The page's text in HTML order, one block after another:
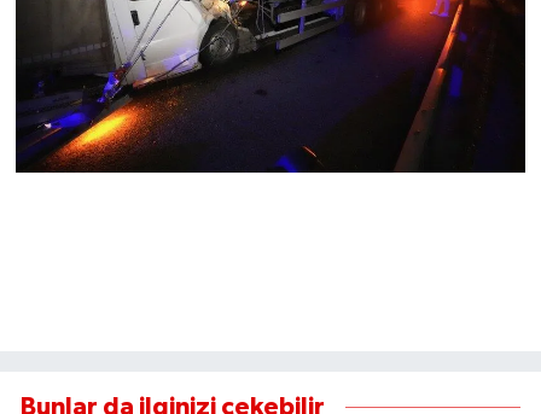
Bunlar da ilginizi çekebilir